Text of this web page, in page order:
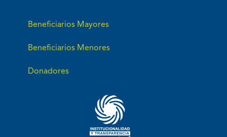
Beneficiarios Mayores
Beneficiarios Menores
Donadores